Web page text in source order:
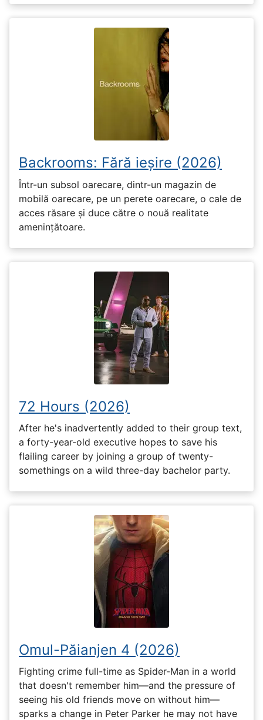
Backrooms: Fără ieșire (2026)
Într-un subsol oarecare, dintr-un magazin de
mobilă oarecare, pe un perete oarecare, o cale de
acces răsare și duce către o nouă realitate
amenințătoare.
72 Hours (2026)
After he's inadvertently added to their group text,
a forty-year-old executive hopes to save his
flailing career by joining a group of twenty-
somethings on a wild three-day bachelor party.
Omul-Păianjen 4 (2026)
Fighting crime full-time as Spider-Man in a world
that doesn't remember him—and the pressure of
seeing his old friends move on without him—
sparks a change in Peter Parker he may not have